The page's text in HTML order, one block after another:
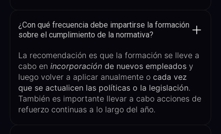
¿Con qué frecuencia debe impartirse la formación
sobre el cumplimiento de la normativa?
La recomendación es que la formación se lleve a
cabo en incorporación de nuevos empleados y
luego volver a aplicar anualmente o cada vez
que se actualicen las políticas o la legislación.
También es importante llevar a cabo acciones de
refuerzo continuas a lo largo del año.